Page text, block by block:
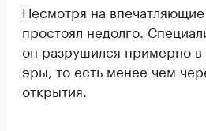
Несмотря на
простоял недолго.
он разрушился примерно
эры, то есть менее чем
открытия.